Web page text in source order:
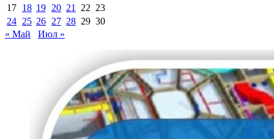
17 18 19 20 21 22 23
24 25 26 27 28 29 30
« Май
Июл »